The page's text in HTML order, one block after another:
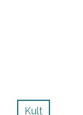
Kult